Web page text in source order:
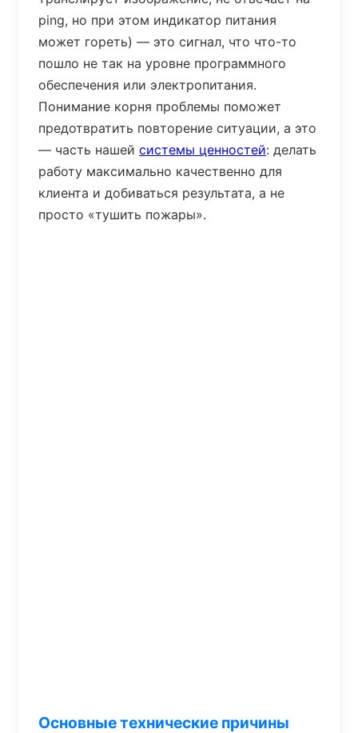
ping, но при этом индикатор питания
может гореть) — это сигнал, что что-то
пошло не так на уровне программного
обеспечения или электропитания.
Понимание корня проблемы поможет
предотвратить повторение ситуации, а это
— часть нашей системы ценностей: делать
работу максимально качественно для
клиента и добиваться результата, а не
просто «тушить пожары».
Основные технические причины